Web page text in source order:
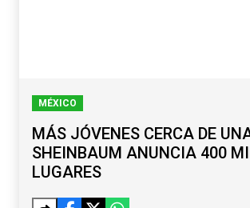
MÉXICO
MÁS JÓVENES CERCA DE
SHEINBAUM ANUNCIA 400
LUGARES